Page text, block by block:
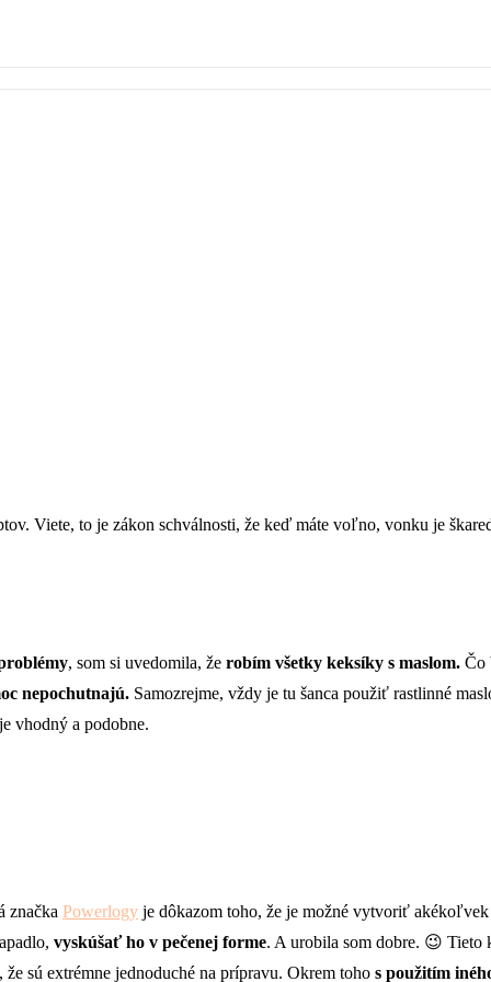
Viete, to je zákon schválnosti, že keď máte voľno, vonku je
, som si uvedomila, že robím všetky keksíky s maslom. Čo
nepochutnajú. Samozrejme, vždy je tu šanca použiť rastlinné
vhodný a podobne.
značka Powerlogy je dôkazom toho, že je možné vytvoriť
vyskúšať ho v pečenej forme. A urobila som dobre. 😉 Tieto
sú extrémne jednoduché na prípravu. Okrem toho s použitím